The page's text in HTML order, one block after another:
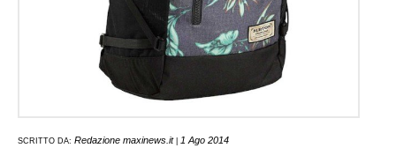
SCRITTO DA: Redazione maxinews.it 1 Ago 2014